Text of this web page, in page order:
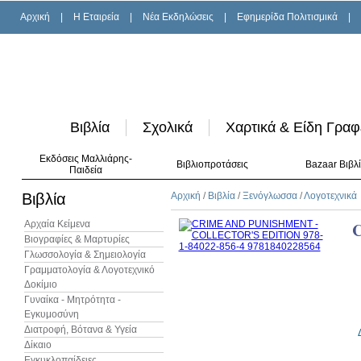
Αρχική H Εταιρεία Νέα Εκδηλώσεις Εφημερίδα Πολιτισμικά
Βιβλία Σχολικά Χαρτικά & Είδη
Εκδόσεις Μαλλιάρης-
Παιδεία
Βιβλιοπροτάσεις Bazaar
Βιβλία
Αρχαία Κείμενα
Βιογραφίες & Μαρτυρίες
Γλωσσολογία & Σημειολογία
Γραμματολογία & Λογοτεχνικό
Δοκίμιο
Γυναίκα - Μητρότητα -
Εγκυμοσύνη
Διατροφή, Βότανα & Υγεία
Δίκαιο
Αρχική / Βιβλία /Ξενόγλωσσα /Λογοτεχνικά